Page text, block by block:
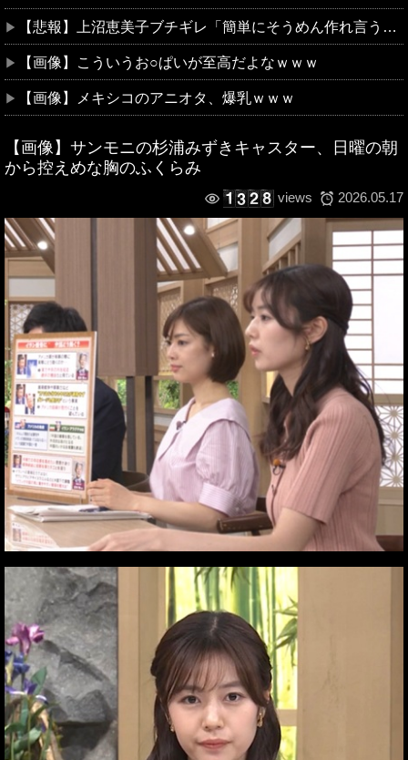
【悲報】上沼恵美子ブチギレ「簡単にそうめん作れ言うけど、そうめん作りて地獄なんよ」
【画像】こういうお○ぱいが至高だよなｗｗｗ
【画像】メキシコのアニオタ、爆乳ｗｗｗ
【画像】サンモニの杉浦みずきキャスター、日曜の朝
から控えめな胸のふくらみ
views 2026.05.17